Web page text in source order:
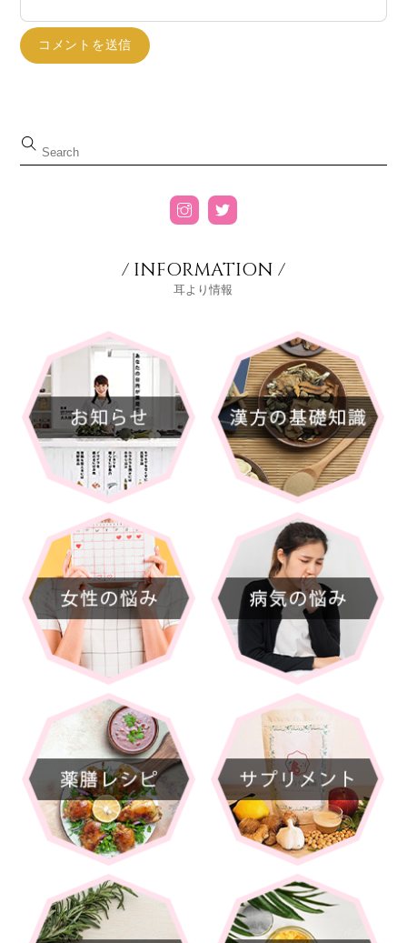
/ INFORMATION /
耳より情報